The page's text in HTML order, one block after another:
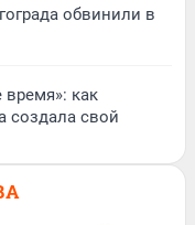
обвинили в
как
создала свой